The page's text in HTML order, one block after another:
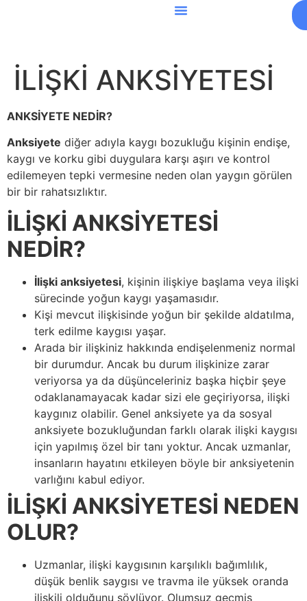
İLİŞKİ ANKSİYETESİ
ANKSİYETE NEDİR?
Anksiyete diğer adıyla kaygı bozukluğu kişinin endişe,
kaygı ve korku gibi duygulara karşı aşırı ve kontrol
edilemeyen tepki vermesine neden olan yaygın görülen
bir bir rahatsızlıktır.
İLİŞKİ ANKSİYETESİ
NEDİR?
İlişki anksiyetesi, kişinin ilişkiye başlama veya ilişki
sürecinde yoğun kaygı yaşamasıdır.
Kişi mevcut ilişkisinde yoğun bir şekilde aldatılma,
terk edilme kaygısı yaşar.
Arada bir ilişkiniz hakkında endişelenmeniz normal
bir durumdur. Ancak bu durum ilişkinize zarar
veriyorsa ya da düşünceleriniz başka hiçbir şeye
odaklanamayacak kadar sizi ele geçiriyorsa, ilişki
kaygınız olabilir. Genel anksiyete ya da sosyal
anksiyete bozukluğundan farklı olarak ilişki kaygısı
için yapılmış özel bir tanı yoktur. Ancak uzmanlar,
insanların hayatını etkileyen böyle bir anksiyetenin
varlığını kabul ediyor.
İLİŞKİ ANKSİYETESİ NEDEN
OLUR?
Uzmanlar, ilişki kaygısının karşılıklı bağımlılık,
düşük benlik saygısı ve travma ile yüksek oranda
ilişkili olduğunu söylüyor. Olumsuz geçmiş